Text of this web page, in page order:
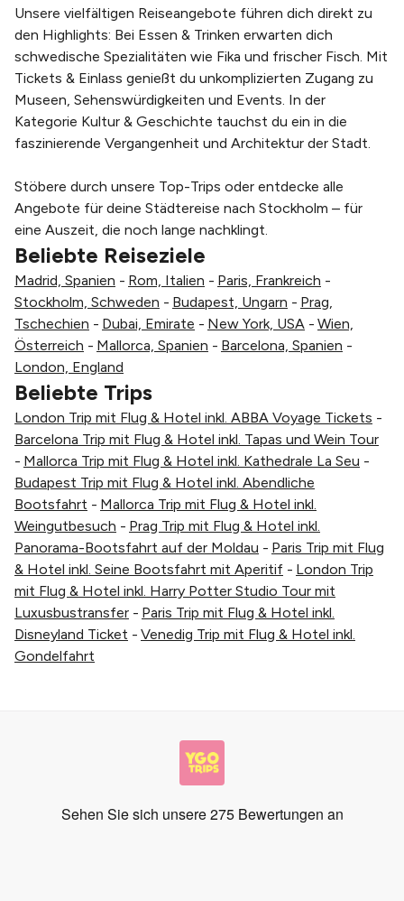
Unsere vielfältigen Reiseangebote führen dich direkt zu
den Highlights: Bei Essen & Trinken erwarten dich
schwedische Spezialitäten wie Fika und frischer Fisch. Mit
Tickets & Einlass genießt du unkomplizierten Zugang zu
Museen, Sehenswürdigkeiten und Events. In der
Kategorie Kultur & Geschichte tauchst du ein in die
faszinierende Vergangenheit und Architektur der Stadt.
Stöbere durch unsere Top-Trips oder entdecke alle
Angebote für deine Städtereise nach Stockholm – für
eine Auszeit, die noch lange nachklingt.
Beliebte Reiseziele
Madrid, Spanien - Rom, Italien - Paris, Frankreich -
Stockholm, Schweden - Budapest, Ungarn - Prag,
Tschechien - Dubai, Emirate - New York, USA - Wien,
Österreich - Mallorca, Spanien - Barcelona, Spanien -
London, England
Beliebte Trips
London Trip mit Flug & Hotel inkl. ABBA Voyage Tickets -
Barcelona Trip mit Flug & Hotel inkl. Tapas und Wein Tour
- Mallorca Trip mit Flug & Hotel inkl. Kathedrale La Seu -
Budapest Trip mit Flug & Hotel inkl. Abendliche
Bootsfahrt - Mallorca Trip mit Flug & Hotel inkl.
Weingutbesuch - Prag Trip mit Flug & Hotel inkl.
Panorama-Bootsfahrt auf der Moldau - Paris Trip mit Flug
& Hotel inkl. Seine Bootsfahrt mit Aperitif - London Trip
mit Flug & Hotel inkl. Harry Potter Studio Tour mit
Luxusbustransfer - Paris Trip mit Flug & Hotel inkl.
Disneyland Ticket - Venedig Trip mit Flug & Hotel inkl.
Gondelfahrt